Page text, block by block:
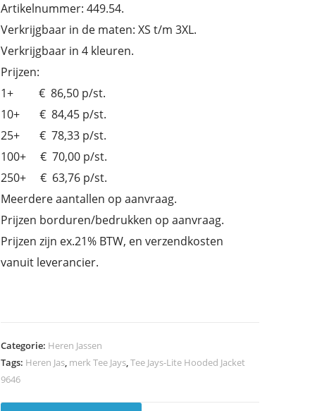
Artikelnummer: 449.54.
Verkrijgbaar in de maten: XS t/m 3XL.
Verkrijgbaar in 4 kleuren.
Prijzen:
1+ € 86,50 p/st.
10+ € 84,45 p/st.
25+ € 78,33 p/st.
100+ € 70,00 p/st.
250+ € 63,76 p/st.
Meerdere aantallen op aanvraag.
Prijzen borduren/bedrukken op aanvraag.
Prijzen zijn ex.21% BTW, en verzendkosten
vanuit leverancier.
Categorie: Heren Jassen
Tags: Heren Jas, merk Tee Jays,Tee Jays-Lite Hooded Jacket
9646